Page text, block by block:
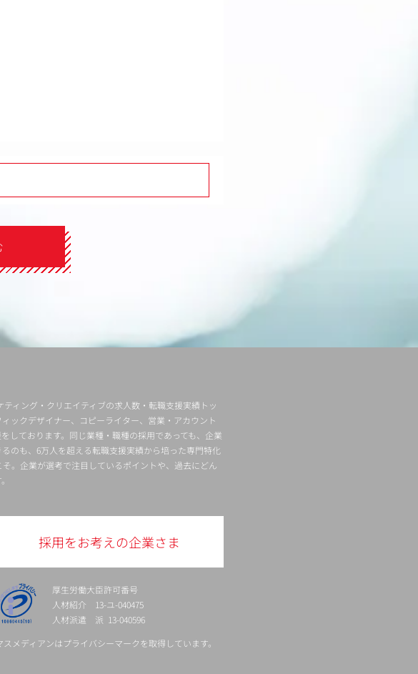
ィング・クリエイティブの求人数・転職支援実績トッ
ックデザイナー、コピーライター、営業・アカウント
しております。同じ業種・職種の採用であっても、企業
のも、6万人を超える転職支援実績から培った専門特化
。企業が選考で注目しているポイントや、過去にどん
採用をお考えの企業さま
厚生労働大臣許可番号
人材紹介 13-ユ-040475
人材派遣 派 13-040596
スメディアンはプライバシーマークを取得しています。